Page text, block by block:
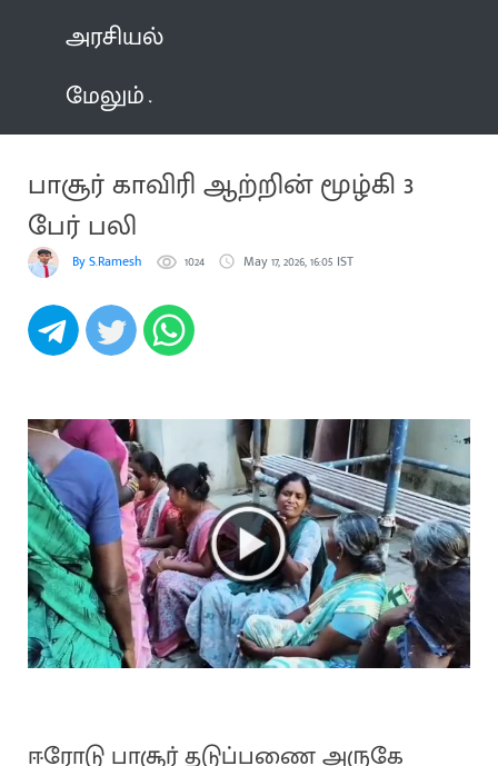
அரசியல்
மேலும்
பாசூர் காவிரி ஆற்றின் மூழ்கி 3
பேர் பலி
By S.Ramesh 1024 May 17, 2026, 16:05 IST
ஈரோடு பாசூர் தடுப்பணை அருகே